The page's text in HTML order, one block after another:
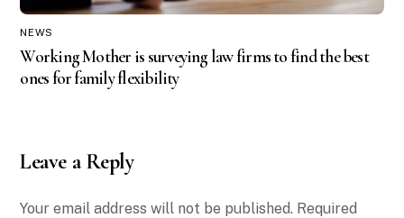
NEWS
Working Mother is surveying law firms to find the best
ones for family flexibility
Leave a Reply
Your email address will not be published. Required